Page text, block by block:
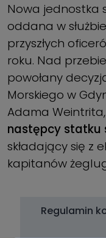
Nowa jednostka
oddana w
przyszłych
roku. Nad
powołany
Morskiego w
Adama Weintrita,
następcy statku
składający się z
kapitanów
Regulamin